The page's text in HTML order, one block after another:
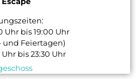
Uhr bis 19:00 Uhr
und Feiertagen)
bis 23:30 Uhr